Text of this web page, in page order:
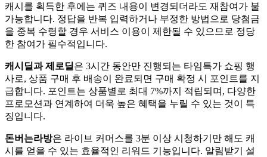
캐시를 획득한 후에는 퀴즈 내용이 변경되더라도 재참여가 불
가능합니다. 정답을 반복 입력하거나 부정한 방법으로 당첨금
을 중복 수령할 경우 서비스 이용이 제한될 수 있으므로 정당
한 참여가 필수적입니다.
캐시딜과 제로딜 은 3시간 동안만 진행되는 타임특가 쇼핑 행
사로, 상품 구매 후 배송이 완료되면 구매 확정 시 포인트를 지
급합니다. 포인트는 상품별로 최대 7%까지 적립되며, 다양한
프로모션과 연계하여 더욱 높은 혜택을 누릴 수 있는 것이 특
징입니다.
돈버는라방은 라이브 커머스를 3분 이상 시청하기만 해도 캐
시를 얻을 수 있는 효율적인 리워드 기능입니다. 알림받기 설